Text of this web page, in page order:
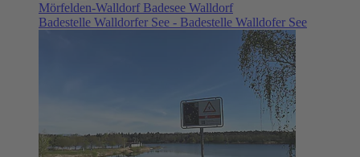
Mörfelden-Walldorf Badesee Walldorf
Badestelle Walldorfer See - Badestelle Walldofer See